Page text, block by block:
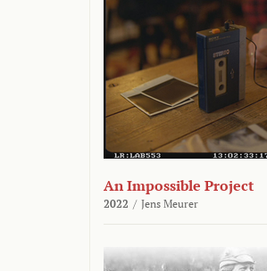
An Impossible Project
2022 / Jens Meurer